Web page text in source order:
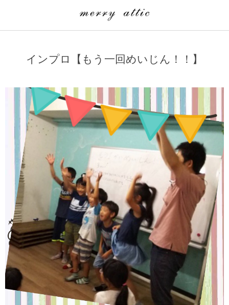
インプロ【もう一回めいじん！！】
merry attic ミュージッククラス